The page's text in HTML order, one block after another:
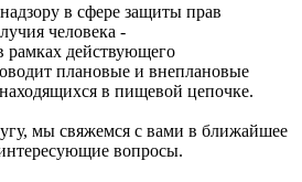
в сфере защиты прав
человека -
действующего
плановые и внеплановые
в пищевой цепочке.
мы свяжемся с вами в ближайшее
вопросы.